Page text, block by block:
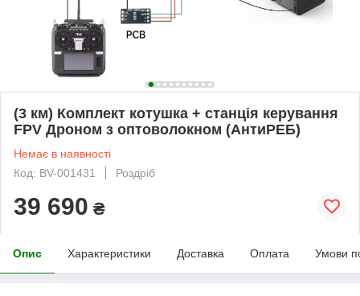
(3 км) Комплект котушка + станція керування
FPV Дроном з оптоволокном (АнтиРЕБ)
Немає в наявності
Код: BV-001431
Роздріб
39 690 ₴
Опис Характеристики Доставка Оплата Умови